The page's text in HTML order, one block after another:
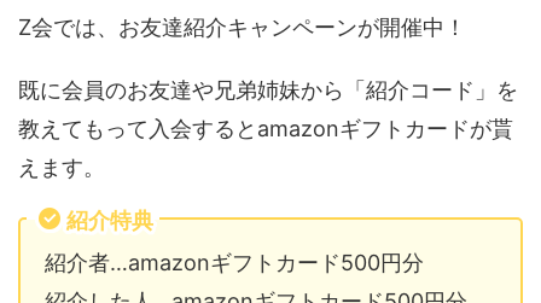
Z会では、お友達紹介キャンペーンが開催中！
既に会員のお友達や兄弟姉妹から「紹介コード」を
教えてもって入会するとamazonギフトカードが貰
えます。
紹介特典
紹介者…amazonギフトカード500円分